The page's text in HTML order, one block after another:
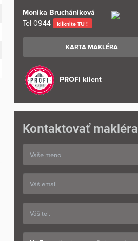
Monika Bruchániková
Tel0944 kliknite TU !
KARTA MAKLÉRA
PROFI klient
Kontaktovať makléra